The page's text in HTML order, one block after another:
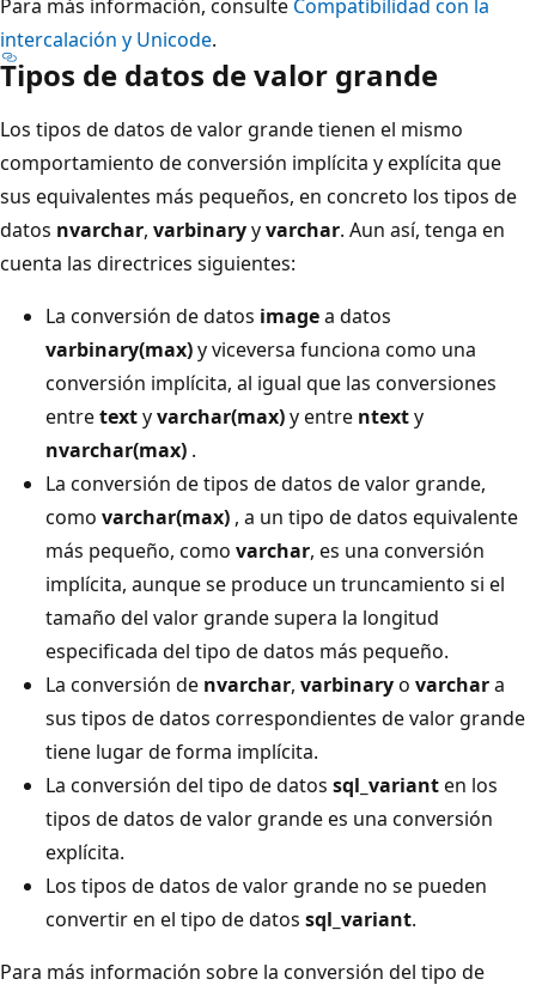
Para más información, consulte Compatibilidad con la
intercalación y Unicode.
Tipos de datos de valor grande
Los tipos de datos de valor grande tienen el mismo
comportamiento de conversión implícita y explícita que
sus equivalentes más pequeños, en concreto los tipos de
datos nvarchar, varbinaryyvarchar. Aun así, tenga en
cuenta las directrices siguientes:
La conversión de datos imagea datos
varbinary(max)y viceversa funciona como una
conversión implícita, al igual que las conversiones
entretextyvarchar(max)y entre ntexty
nvarchar(max) .
La conversión de tipos de datos de valor grande,
como varchar(max) , a un tipo de datos equivalente
más pequeño, como varchar, es una conversión
implícita, aunque se produce un truncamiento si el
tamaño del valor grande supera la longitud
especificada del tipo de datos más pequeño.
La conversión de nvarchar, varbinaryo varchara
sus tipos de datos correspondientes de valor grande
tiene lugar de forma implícita.
La conversión del tipo de datos sql_varianten los
tipos de datos de valor grande es una conversión
explícita.
Los tipos de datos de valor grande no se pueden
convertir en el tipo de datos sql_variant.
Para más información sobre la conversión del tipo de